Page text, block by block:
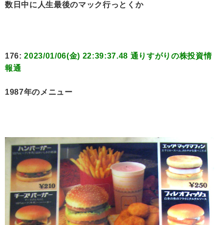
数日中に人生最後のマック行っとくか
176:2023/01/06(金) 22:39:37.48 通りすがりの株投資情
報通
1987年のメニュー